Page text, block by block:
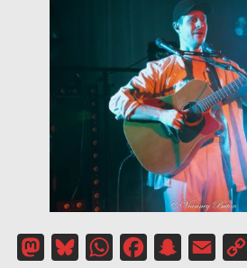
MastodonBlueskyWhatsAppFacebookSnapchat
Email